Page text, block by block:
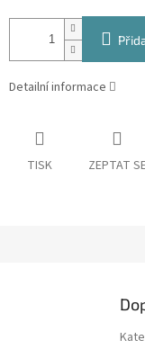
Detailní informace
TISK ZEPTAT